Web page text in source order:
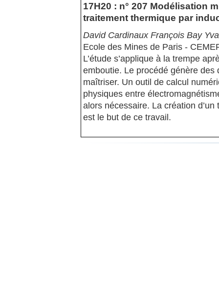
17H20 : n° 207 Modélisation
traitement thermique par
David Cardinaux François Bay
Ecole des Mines de Paris -
L’étude s’applique à la trempe
emboutie. Le procédé génère
maîtriser. Un outil de calcul
physiques entre
alors nécessaire. La création
est le but de ce travail.